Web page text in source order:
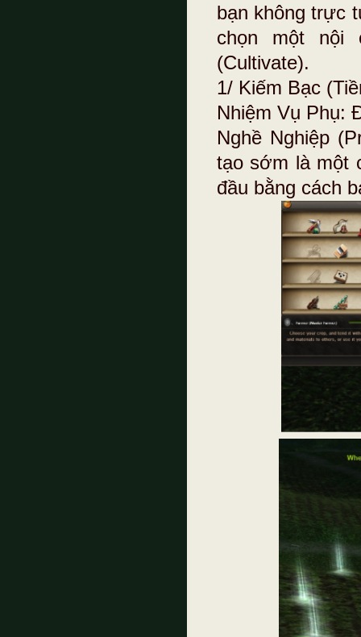
bạn không trực
chọn một nội
(Cultivate).
1/ Kiếm Bạc
Nhiệm Vụ Phụ:
Nghề Nghiệp
tạo sớm là một
đầu bằng cách